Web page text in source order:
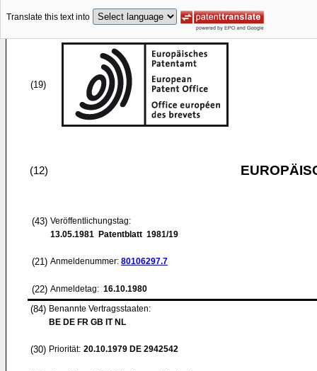
Translate this text into
(19)
(12)
(43) Veröffentlichungstag:
13.05.1981 Patentblatt 1981/19
(21) Anmeldenummer: 80106297.7
(22) Anmeldetag: 16.10.1980
(84) Benannte Vertragsstaaten:
BE DE FR GB IT NL
(30) Priorität: 20.10.1979 DE 2942542